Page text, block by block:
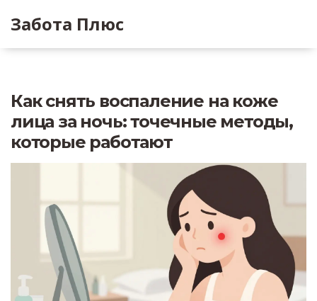
Забота Плюс
Как снять воспаление на коже
лица за ночь: точечные методы,
которые работают